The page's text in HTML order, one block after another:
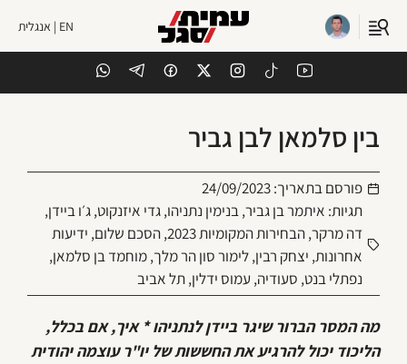
EN | אנגלית
בין סלמאן לבן גביר
פורסם בתאריך:24/09/2023
תגיות: איתמר בן גביר,בנימין נתניהו,גדי איזנקוט,ג׳ו ביידן,
דה מרקר,הבחירות המקומיות 2023 ,הסכם שלום, ידיעות
אחרונות, יצחק רבין,לימור סון הר מלך,מוחמד בן סלמאן,
נפתלי בנט, סעודיה,עמוס ידלין,תל אביב
מה המסר הברור שיגר ביידן לנתניהו * איך, אם בכלל,
הליכוד יכול להרגיע את החששות של יו"ר עוצמה יהודית